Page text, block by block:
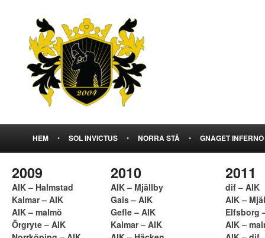
HEM • SOL INVICTUS • NORRA STÅ • GNAGET INFERNO
2009
AIK – Halmstad
Kalmar – AIK
AIK – malmö
Örgryte – AIK
2010
AIK – Mjällby
Gais – AIK
Gefle – AIK
Kalmar – AIK
2011
dif – AIK
AIK –
Elfsborg
AIK –